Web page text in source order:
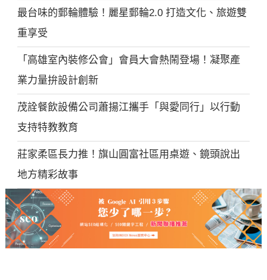
最台味的郵輪體驗！麗星郵輪2.0 打造文化、旅遊雙
重享受
「高雄室內裝修公會」會員大會熱鬧登場！凝聚產
業力量拚設計創新
茂詮餐飲設備公司蕭揚江攜手「與愛同行」以行動
支持特教教育
莊家柔區長力推！旗山圓富社區用桌遊、鏡頭說出
地方精彩故事